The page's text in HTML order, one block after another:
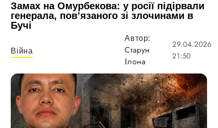
Замах на Омурбекова: у росії підірвали
генерала, пов’язаного зі злочинами в
Бучі
Війна
Автор:
Старун
Ілона
29.04.2026
21:50